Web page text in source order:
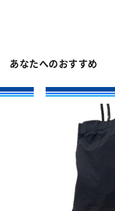
あなたへのおすすめ